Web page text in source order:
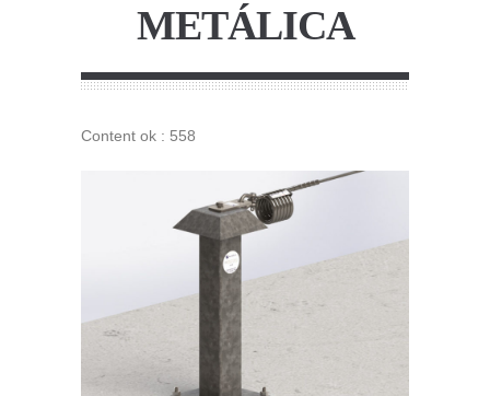
METÁLICA
Content ok : 558